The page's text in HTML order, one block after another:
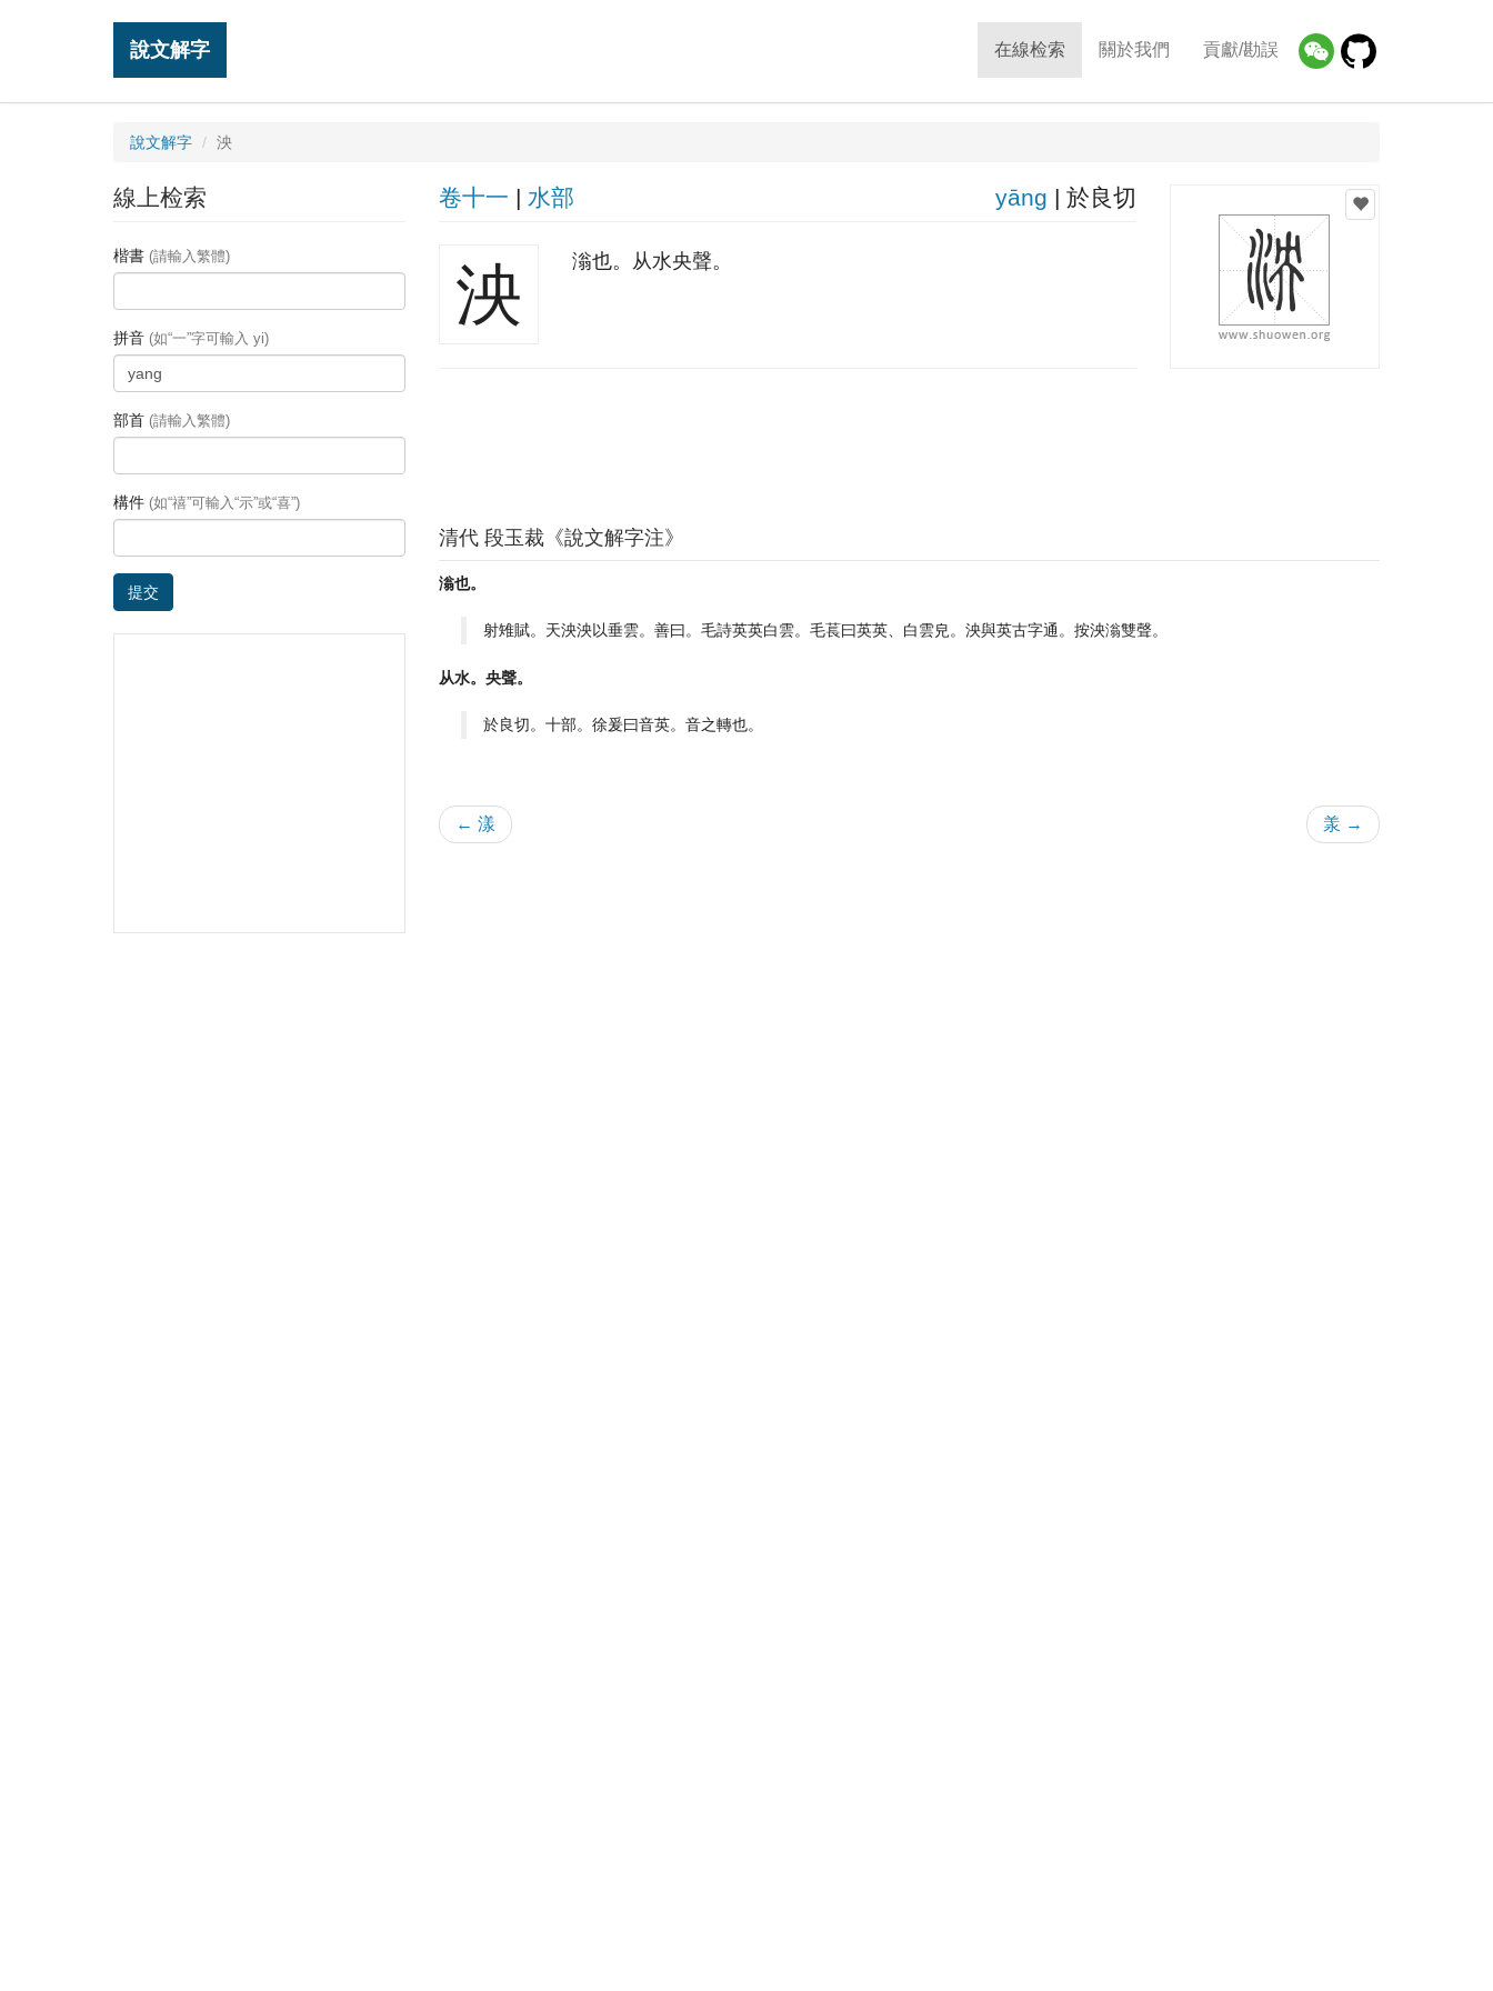
說文解字 在線检索 關於我們 貢獻/勘誤
說文解字 泱
卷十一 | 水部 yānɡ | 於良切
泱 滃也。从水央聲。
清代 段玉裁《說文解字注》
滃也。
射雉賦。天泱泱以垂雲。善曰。毛詩英英白雲。毛萇曰英英、白雲皃。泱與英古字通。按泱滃雙聲。
从水。央聲。
於良切。十部。徐爰曰音英。音之轉也。
← 漾 羕 →
線上检索
楷書 (請輸入繁體)
拼音 (如“一”字可輸入 yi)
部首 (請輸入繁體)
構件 (如“禧”可輸入“示”或“喜”)
提交